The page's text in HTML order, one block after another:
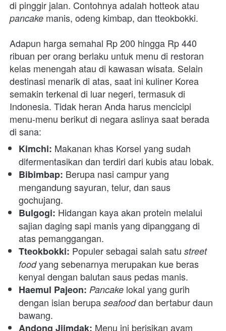
pancake manis, odeng kimbap, dan tteokbokki.
Adapun harga semahal Rp 200 hingga Rp 440
ribuan per orang berlaku untuk menu di restoran
kelas menengah atau di kawasan wisata. Selain
destinasi menarik di atas, saat ini kuliner Korea
semakin terkenal di luar negeri, termasuk di
Indonesia. Tidak heran Anda harus mencicipi
menu-menu berikut di negara aslinya saat berada
di sana:
Kimchi: Makanan khas Korsel yang sudah
difermentasikan dan terdiri dari kubis atau lobak.
Bibimbap: Berupa nasi campur yang
mengandung sayuran, telur, dan saus
gochujang.
Bulgogi: Hidangan kaya akan protein melalui
sajian daging sapi manis yang dipanggang di
atas pemanggangan.
Tteokbokki: Populer sebagai salah satu street
food yang sebenarnya merupakan kue beras
kenyal dengan balutan saus pedas manis.
Haemul Pajeon: Pancake lokal yang gurih
dengan isian berupa seafood dan bertabur daun
bawang.
Andong Jjimdak: Menu ini berisikan ayam